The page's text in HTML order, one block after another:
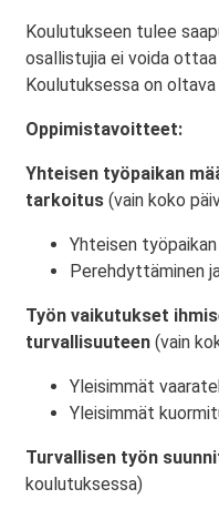
Koulutukseen tulee
osallistujia ei voida
Koulutuksessa on
Oppimistavoitteet:
Yhteisen työpaikan
tarkoitus (vain koko
Yhteisen
Perehdyttäminen
Työn vaikutukset
turvallisuuteen (vain
Yleisimmät
Yleisimmät
Turvallisen työn
koulutuksessa)